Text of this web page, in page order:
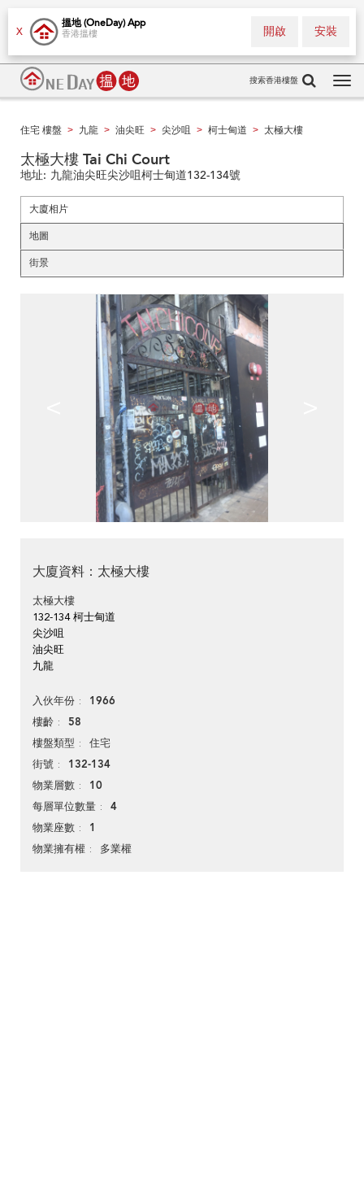
X
搵地 (OneDay) App
香港搵樓 安裝
開啟
搜索香港樓盤
住宅 樓盤 > 九龍 > 油尖旺 > 尖沙咀 > 柯士甸道 > 太極大樓
太極大樓 Tai Chi Court
地址: 九龍油尖旺尖沙咀柯士甸道132-134號
大廈相片
地圖
街景
大廈資料：太極大樓
太極大樓
132-134 柯士甸道
尖沙咀
油尖旺
九龍
入伙年份 1966
樓齡 58
樓盤類型 住宅
街號 132-134
物業層數 10
每層單位數量 4
物業座數 1
物業擁有權 多業權